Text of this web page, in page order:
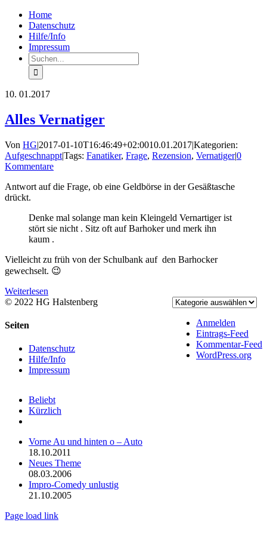
Zum
Inhalt
springen
FacebookHome
Datenschutz
Hilfe/Info
Impressum
Suche
nach:
10. 01.2017
Alles Vernatiger
Von HG|2017-01-10T16:46:49+02:0010.01.2017|Kategorien:
Aufgeschnappt|Tags: Fanatiker, Frage, Rezension, Vernatiger|0
Kommentare
Antwort auf die Frage, ob eine Geldbörse in der Gesäßtasche
drückt.
Denke mal solange man kein Kleingeld Vernartiger ist
stört sie nicht . Sitz oft auf Barhoker und merk ihn
kaum .
Vielleicht zu früh von der Schulbank auf den Barhocker
gewechselt. 😉
Weiterlesen
Anmelden
Eintrags-Feed
Kommentar-Feed
WordPress.org
© 2022 HG Halstenberg
Toggle
Area
Seiten
Datenschutz
Hilfe/Info
Impressum
Beliebt
Kürzlich
Vorne Au und hinten o – Auto
18.10.2011
Neues Theme
08.03.2006
Impro-Comedy unlustig
21.10.2005
Page load link